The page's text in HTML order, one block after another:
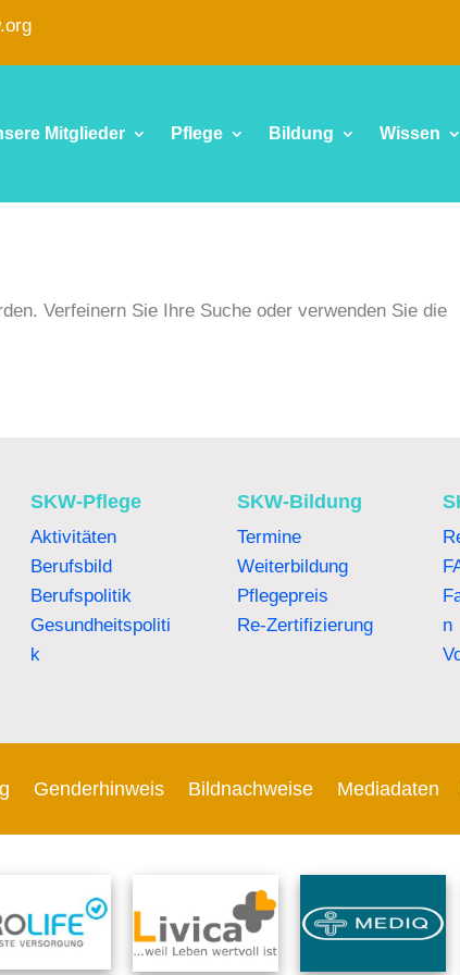
Mitglieder Pflege Bildung Wissen
Verfeinern Sie Ihre Suche oder verwenden Sie die
SKW-Pflege
Aktivitäten
Berufsbild
Berufspolitik
Gesundheitspoliti
k
SKW-Bildung
Termine
Weiterbildung
Pflegepreis
Re-Zertifizierung
n
Genderhinweis Bildnachweise Mediadaten